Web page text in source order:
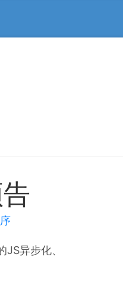
异步化、